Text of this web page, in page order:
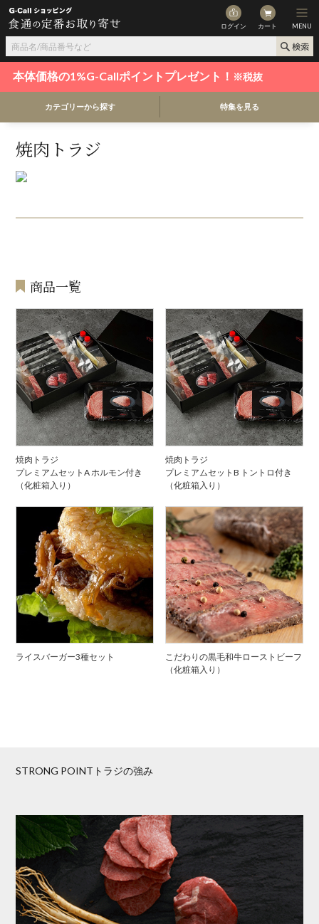
ログイン カート MENU
本体価格の1%G-Callポイントプレゼント！ ※税抜
カテゴリーから探す 特集を見る
焼肉トラジ
商品一覧
焼肉トラジ
プレミアムセットA ホルモン付き
（化粧箱入り）
焼肉トラジ
プレミアムセットB トントロ付き
（化粧箱入り）
ライスバーガー3種セット
こだわりの黒毛和牛ローストビーフ
（化粧箱入り）
STRONG POINTトラジの強み